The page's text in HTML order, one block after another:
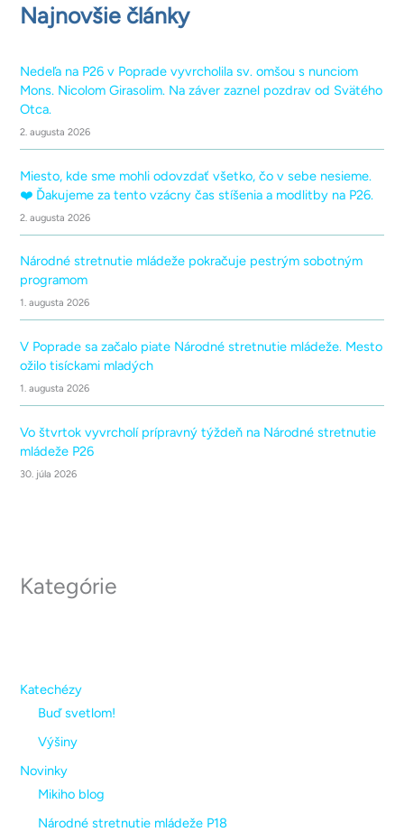
Najnovšie články
Nedeľa na P26 v Poprade vyvrcholila sv. omšou s nunciom
Mons. Nicolom Girasolim. Na záver zaznel pozdrav od Svätého
Otca.
2. augusta 2026
Miesto, kde sme mohli odovzdať všetko, čo v sebe nesieme.
❤️ Ďakujeme za tento vzácny čas stíšenia a modlitby na P26.
2. augusta 2026
Národné stretnutie mládeže pokračuje pestrým sobotným
programom
1. augusta 2026
V Poprade sa začalo piate Národné stretnutie mládeže. Mesto
ožilo tisíckami mladých
1. augusta 2026
Vo štvrtok vyvrcholí prípravný týždeň na Národné stretnutie
mládeže P26
30. júla 2026
Kategórie
Katechézy
Buď svetlom!
Výšiny
Novinky
Mikiho blog
Národné stretnutie mládeže P18